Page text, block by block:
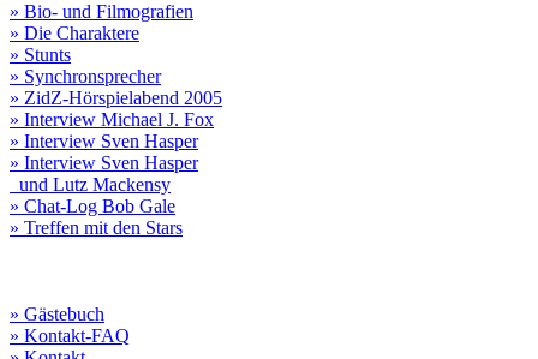
» Bio- und Filmografien
» Die Charaktere
» Stunts
» Synchronsprecher
» ZidZ-Hörspielabend 2005
» Interview Michael J. Fox
» Interview Sven Hasper
» Interview Sven Hasper
und Lutz Mackensy
» Chat-Log Bob Gale
» Treffen mit den Stars
» Gästebuch
» Kontakt-FAQ